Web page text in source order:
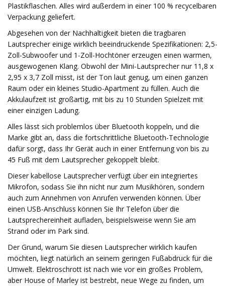
Plastikflaschen. Alles wird außerdem in einer 100 % recycelbaren
Verpackung geliefert.
Abgesehen von der Nachhaltigkeit bieten die tragbaren
Lautsprecher einige wirklich beeindruckende Spezifikationen: 2,5-
Zoll-Subwoofer und 1-Zoll-Hochtöner erzeugen einen warmen,
ausgewogenen Klang. Obwohl der Mini-Lautsprecher nur 11,8 x
2,95 x 3,7 Zoll misst, ist der Ton laut genug, um einen ganzen
Raum oder ein kleines Studio-Apartment zu füllen. Auch die
Akkulaufzeit ist großartig, mit bis zu 10 Stunden Spielzeit mit
einer einzigen Ladung.
Alles lässt sich problemlos über Bluetooth koppeln, und die
Marke gibt an, dass die fortschrittliche Bluetooth-Technologie
dafür sorgt, dass Ihr Gerät auch in einer Entfernung von bis zu
45 Fuß mit dem Lautsprecher gekoppelt bleibt.
Dieser kabellose Lautsprecher verfügt über ein integriertes
Mikrofon, sodass Sie ihn nicht nur zum Musikhören, sondern
auch zum Annehmen von Anrufen verwenden können. Über
einen USB-Anschluss können Sie Ihr Telefon über die
Lautsprechereinheit aufladen, beispielsweise wenn Sie am
Strand oder im Park sind.
Der Grund, warum Sie diesen Lautsprecher wirklich kaufen
möchten, liegt natürlich an seinem geringen Fußabdruck für die
Umwelt. Elektroschrott ist nach wie vor ein großes Problem,
aber House of Marley ist bestrebt, neue Wege zu finden, um